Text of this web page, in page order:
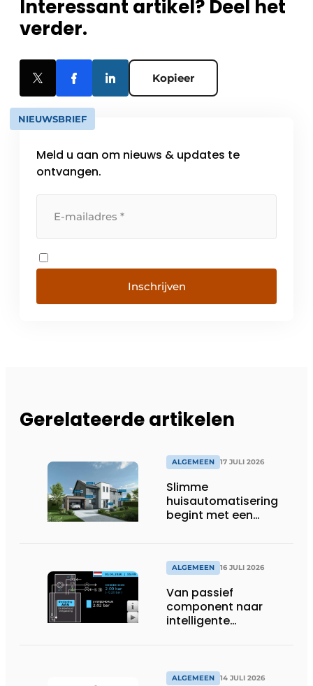
Interessant artikel? Deel het
verder.
Kopieer
NIEUWSBRIEF
Meld u aan om nieuws & updates te
ontvangen.
Inschrijven
Gerelateerde artikelen
ALGEMEEN 17 JULI 2026
Slimme
huisautomatisering
begint met een
ALGEMEEN 16 JULI 2026
Van passief
component naar
intelligente
systemen
ALGEMEEN 14 JULI 2026